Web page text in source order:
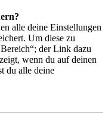
alle deine Einstellungen
Um diese zu
der Link dazu
wenn du auf deinen
du alle deine